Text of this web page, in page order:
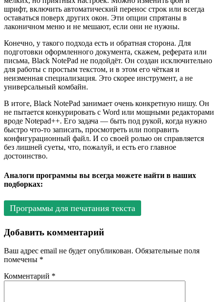
шрифт, включить автоматический перенос строк или всегда
оставаться поверх других окон. Эти опции спрятаны в
лаконичном меню и не мешают, если они не нужны.
Конечно, у такого подхода есть и обратная сторона. Для
подготовки оформленного документа, скажем, реферата или
письма, Black NotePad не подойдёт. Он создан исключительно
для работы с простым текстом, и в этом его чёткая и
неизменная специализация. Это скорее инструмент, а не
универсальный комбайн.
В итоге, Black NotePad занимает очень конкретную нишу. Он
не пытается конкурировать с Word или мощными редакторами
вроде Notepad++. Его задача — быть под рукой, когда нужно
быстро что-то записать, просмотреть или поправить
конфигурационный файл. И со своей ролью он справляется
без лишней суеты, что, пожалуй, и есть его главное
достоинство.
Аналоги программы вы всегда можете найти в наших
подборках:
Программы для печатания текста
Добавить комментарий
Ваш адрес email не будет опубликован. Обязательные поля
помечены *
Комментарий *